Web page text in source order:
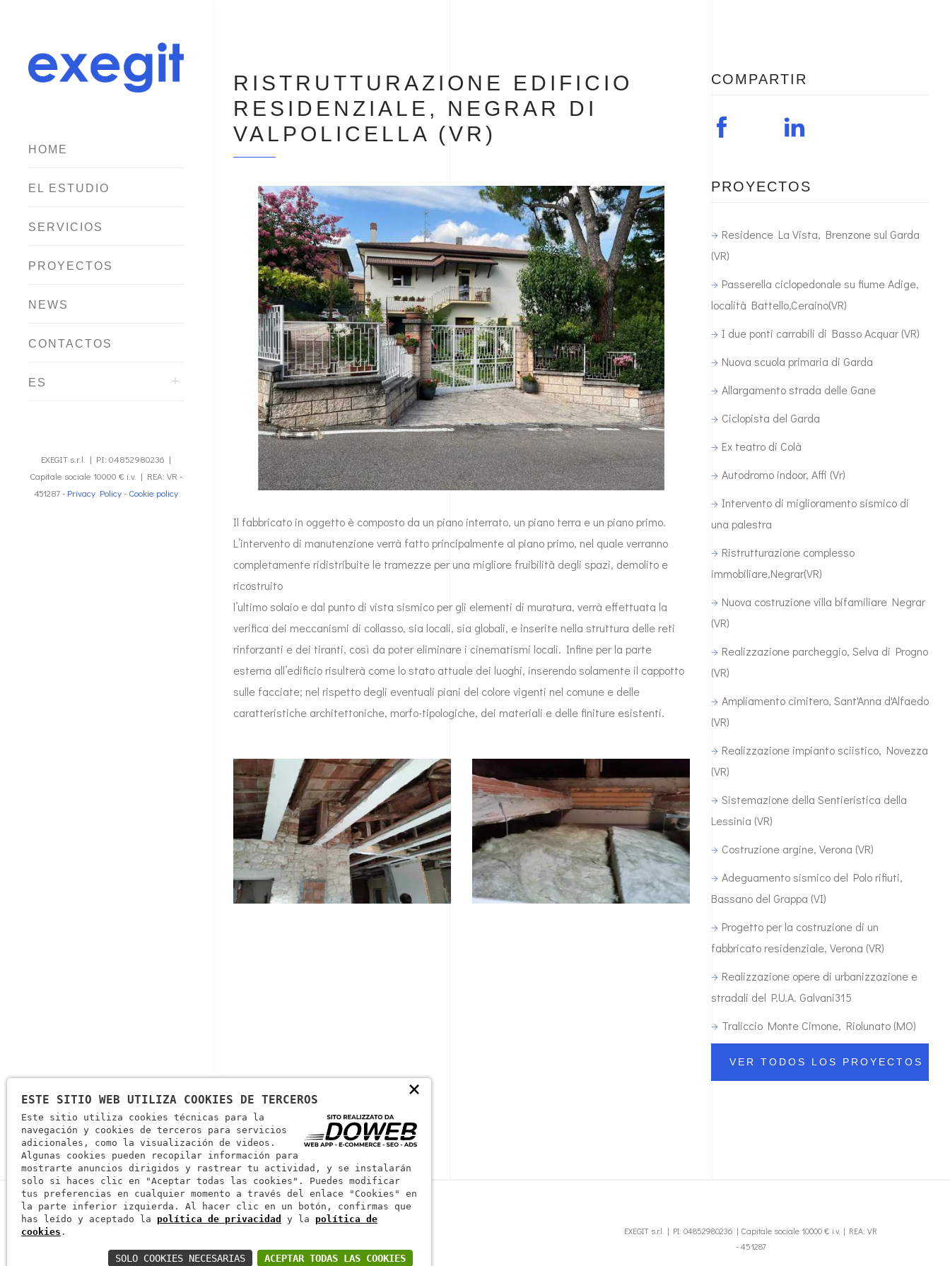
HOME
EL ESTUDIO
SERVICIOS
PROYECTOS
NEWS
CONTACTOS
ES
EXEGIT s.r.l. | PI: 04852980236 |
Capitale sociale 10000 € i.v. | REA: VR -
451287 - Privacy Policy- Cookie policy
RISTRUTTURAZIONE EDIFICIO
RESIDENZIALE, NEGRAR DI
VALPOLICELLA (VR)
Il fabbricato in oggetto è composto da un piano interrato, un piano terra e un piano primo.
L’intervento di manutenzione verrà fatto principalmente al piano primo, nel quale verranno
completamente ridistribuite le tramezze per una migliore fruibilità degli spazi, demolito e
ricostruito
l’ultimo solaio e dal punto di vista sismico per gli elementi di muratura, verrà effettuata la
verifica dei meccanismi di collasso, sia locali, sia globali, e inserite nella struttura delle reti
rinforzanti e dei tiranti, così da poter eliminare i cinematismi locali. Infine per la parte
esterna all’edificio risulterà come lo stato attuale dei luoghi, inserendo solamente il cappotto
sulle facciate; nel rispetto degli eventuali piani del colore vigenti nel comune e delle
caratteristiche architettoniche, morfo-tipologiche, dei materiali e delle finiture esistenti.
COMPARTIR
PROYECTOS
Residence La Vista, Brenzone sul Garda
(VR)
Passerella ciclopedonale su fiume Adige,
località Battello,Ceraino(VR)
I due ponti carrabili di Basso Acquar (VR)
Nuova scuola primaria di Garda
Allargamento strada delle Gane
Ciclopista del Garda
Ex teatro di Colà
Autodromo indoor, Affi (Vr)
Intervento di miglioramento sismico di
una palestra
Ristrutturazione complesso
immobiliare,Negrar(VR)
Nuova costruzione villa bifamiliare Negrar
(VR)
Realizzazione parcheggio, Selva di Progno
(VR)
Ampliamento cimitero, Sant'Anna d'Alfaedo
(VR)
Realizzazione impianto sciistico, Novezza
(VR)
Sistemazione della Sentieristica della
Lessinia (VR)
Costruzione argine, Verona (VR)
Adeguamento sismico del Polo rifiuti,
Bassano del Grappa (VI)
Progetto per la costruzione di un
fabbricato residenziale, Verona (VR)
Realizzazione opere di urbanizzazione e
stradali del P.U.A. Galvani315
Traliccio Monte Cimone, Riolunato (MO)
VER TODOS LOS PROYECTOS
EXEGIT s.r.l. | PI: 04852980236 | Capitale sociale 10000 € i.v. | REA: VR
- 451287
×
ESTE SITIO WEB UTILIZA COOKIES DE TERCEROS
Este sitio utiliza cookies técnicas para la
navegación y cookies de terceros para servicios
adicionales, como la visualización de videos.
Algunas cookies pueden recopilar información para
mostrarte anuncios dirigidos y rastrear tu actividad, y se instalarán
solo si haces clic en "Aceptar todas las cookies". Puedes modificar
tus preferencias en cualquier momento a través del enlace "Cookies" en
la parte inferior izquierda. Al hacer clic en un botón, confirmas que
has leído y aceptado la política de privacidad y la política de
cookies .
ACEPTAR TODAS LAS COOKIES
SOLO COOKIES NECESARIAS